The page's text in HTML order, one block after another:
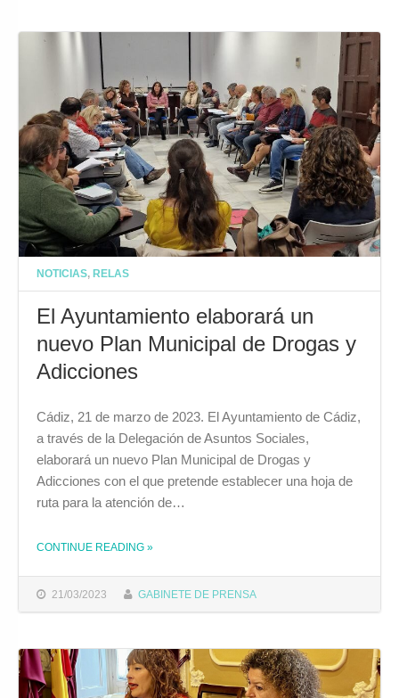
NOTICIAS, RELAS
El Ayuntamiento elaborará un
nuevo Plan Municipal de Drogas y
Adicciones
21/03/2023 GABINETE DE PRENSA
Cádiz, 21 de marzo de 2023. El Ayuntamiento de Cádiz,
a través de la Delegación de Asuntos Sociales,
elaborará un nuevo Plan Municipal de Drogas y
Adicciones con el que pretende establecer una hoja de
ruta para la atención de…
CONTINUE READING THE "EL AYUNTAMIENTO ELABORARÁ UN NUEVO PLAN MUNICIPAL DE DROGAS Y ADICCIONES"
»